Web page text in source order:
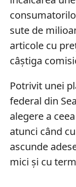
sute de
articole cu
câștiga
Potrivit unei
federal din
alegere a
atunci când
ascunde
mici și cu